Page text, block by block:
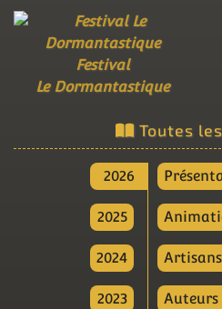
Festival
Le Dormantastique
Toutes
2026
2025
2024
2023
Artisans
Auteurs